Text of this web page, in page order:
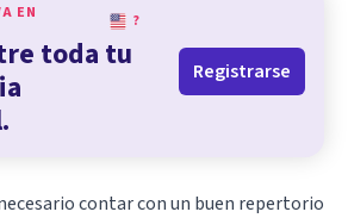
EN
?
toda tu
Registrarse
contar con un buen repertorio